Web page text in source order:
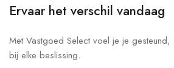
Ervaar het verschil vandaag
Met Vastgoed Select voel je je
bij elke beslissing.